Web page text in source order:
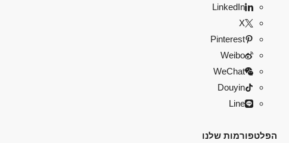
LinkedIn
X
Pinterest
Weibo
WeChat
Douyin
Line
הפלטפורמות שלנו